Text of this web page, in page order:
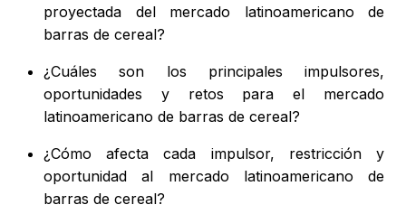
proyectada del mercado latinoamericano de
barras de cereal?
¿Cuáles son los principales impulsores,
oportunidades y retos para el mercado
latinoamericano de barras de cereal?
¿Cómo afecta cada impulsor, restricción y
oportunidad al mercado latinoamericano de
barras de cereal?